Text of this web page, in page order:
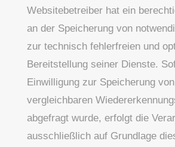
Websitebetreiber hat ein
an der Speicherung von
zur technisch fehlerfreien und
Bereitstellung seiner Dienste.
Einwilligung zur Speicherung
vergleichbaren
abgefragt wurde, erfolgt die
ausschließlich auf Grundlage